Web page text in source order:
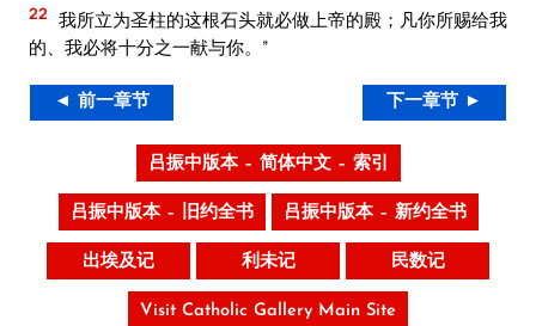
22 我所立为圣柱的这根石头就必做上帝的殿；凡你所赐给我
的、我必将十分之一献与你。”
◄ 前一章节 下一章节 ►
吕振中版本 – 简体中文 – 索引
吕振中版本 – 旧约全书 吕振中版本 – 新约全书
出埃及记 利未记 民数记
Visit Catholic Gallery Main Site